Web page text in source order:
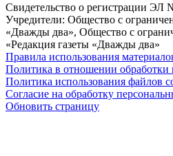
Свидетельство о регистрации
Учредители: Общество с
«Дважды два», Общество с
«Редакция газеты «Дважды два»
Правила использования
Политика в отношении
Политика использования файлов
Согласие на обработку
Обновить страницу